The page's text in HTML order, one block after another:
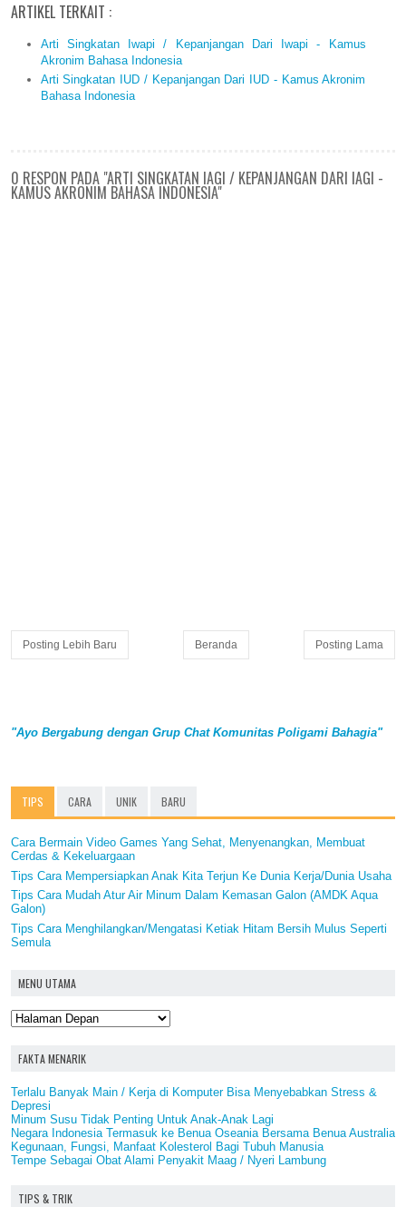
ARTIKEL TERKAIT :
Arti Singkatan Iwapi / Kepanjangan Dari Iwapi - Kamus
Akronim Bahasa Indonesia
Arti Singkatan IUD / Kepanjangan Dari IUD - Kamus Akronim
Bahasa Indonesia
0 RESPON PADA "ARTI SINGKATAN IAGI / KEPANJANGAN DARI IAGI -
KAMUS AKRONIM BAHASA INDONESIA"
Posting Lebih Baru Posting Lama
Beranda
"Ayo Bergabung dengan Grup Chat Komunitas Poligami Bahagia"
TIPS CARA UNIK BARU
Cara Bermain Video Games Yang Sehat, Menyenangkan, Membuat
Cerdas & Kekeluargaan
Tips Cara Mempersiapkan Anak Kita Terjun Ke Dunia Kerja/Dunia Usaha
Tips Cara Mudah Atur Air Minum Dalam Kemasan Galon (AMDK Aqua
Galon)
Tips Cara Menghilangkan/Mengatasi Ketiak Hitam Bersih Mulus Seperti
Semula
MENU UTAMA
FAKTA MENARIK
Terlalu Banyak Main / Kerja di Komputer Bisa Menyebabkan Stress &
Depresi
Minum Susu Tidak Penting Untuk Anak-Anak Lagi
Negara Indonesia Termasuk ke Benua Oseania Bersama Benua Australia
Kegunaan, Fungsi, Manfaat Kolesterol Bagi Tubuh Manusia
Tempe Sebagai Obat Alami Penyakit Maag / Nyeri Lambung
TIPS & TRIK